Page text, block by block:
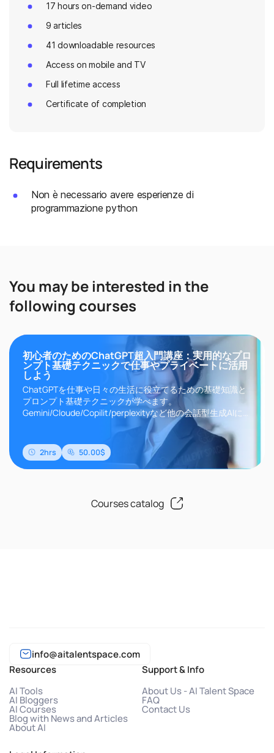
17 hours on-demand video
9 articles
41 downloadable resources
Access on mobile and TV
Full lifetime access
Certificate of completion
Requirements
Non è necessario avere esperienze di
programmazione python
You may be interested in the
following courses
初心者のためのChatGPT超入門講座：実用的なプロ
ンプト基礎テクニックで仕事やプライベートに活用
しよう
ChatGPTを仕事や日々の生活に役立てるための基礎知識と
プロンプト基礎テクニックが学べます。
Gemini/Cloude/Copilit/perplexityなど他の会話型生成AIにも
2hrs 50.00$
Courses catalog
info@aitalentspace.com
Resources
AI Tools
AI Bloggers
AI Courses
Blog with News and Articles
About AI
Support & Info
About Us - AI Talent Space
FAQ
Contact Us